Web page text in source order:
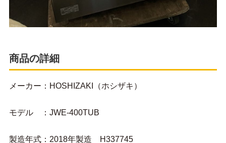
商品の詳細
メーカー：HOSHIZAKI（ホシザキ）
モデル ：JWE-400TUB
製造年式：2018年製造 H337745